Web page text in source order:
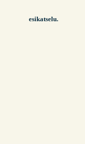
esikatselu.